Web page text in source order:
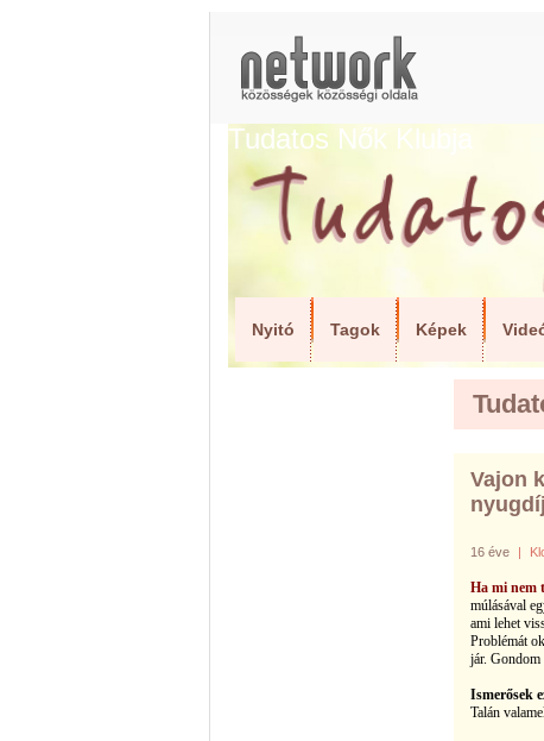
Tudatos Nők Klubja
Nyitó Tagok Képek
Vajon
16 éve |
Ha mi nem
múlásával
ami lehet
Problémát
jár. Gondom
Ismerősek
Talán